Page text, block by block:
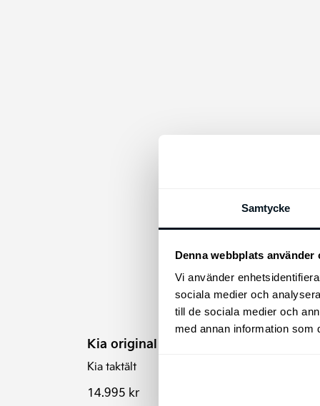
Samtycke
Denna webbplats använder
Vi använder
sociala medier och
till de sociala medier och
med annan information som
Kia original taktält
Kia taktält
14.995 kr
Kia
Kia